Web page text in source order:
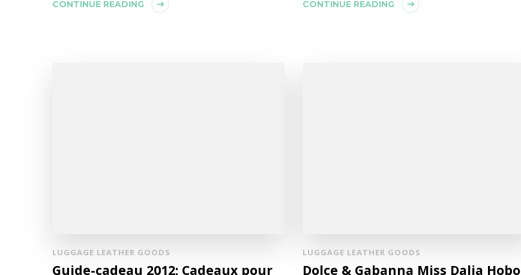
CONTINUE READING CONTINUE READING
LUGGAGE LEATHER GOODS
Guide-cadeau 2012: Cadeaux pour
LUGGAGE LEATHER GOODS
Dolce & Gabanna Miss Dalia Hobo